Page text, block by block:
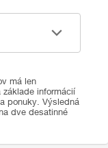
má len
základe informácií
ponuky. Výsledná
dve desatinné